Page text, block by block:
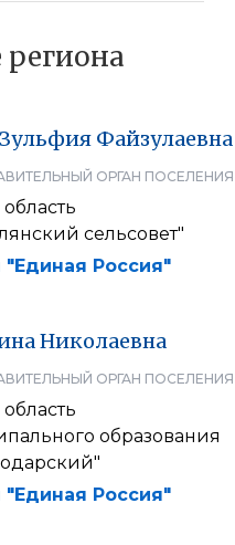
Зульфия Файзулаевна
ОРГАН ПОСЕЛЕНИЯ
сельсовет"
"Единая Россия"
Николаевна
ОРГАН ПОСЕЛЕНИЯ
образования
"Единая Россия"